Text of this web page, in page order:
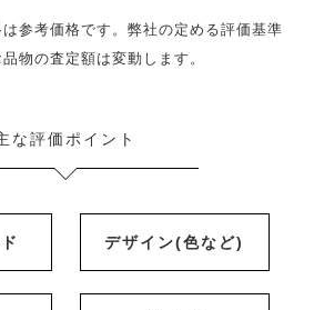
参考価格です。弊社の定める評価基準
物の査定額は変動します。
な評価ポイント
デザイン(色など)